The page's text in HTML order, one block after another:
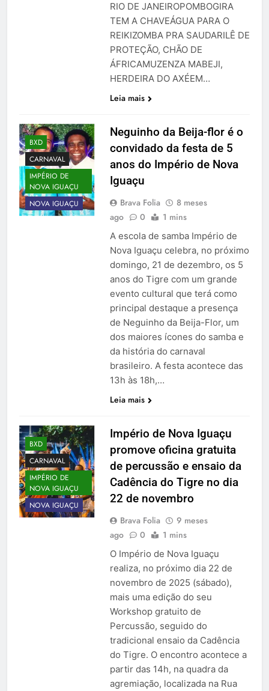
RIO DE JANEIROPOMBOGIRA
TEM A CHAVEÁGUA PARA O
REIKIZOMBA PRA SAUDARILÊ DE
PROTEÇÃO, CHÃO DE
ÁFRICAMUZENZA MABEJI,
HERDEIRA DO AXÉEM…
Leia mais
BXD
CARNAVAL
IMPÉRIO DE
NOVA IGUAÇU
NOVA IGUAÇU
Neguinho da Beija-flor é o
convidado da festa de 5
anos do Império de Nova
Iguaçu
Brava Folia
8 meses
ago
0 1 mins
A escola de samba Império de
Nova Iguaçu celebra, no próximo
domingo, 21 de dezembro, os 5
anos do Tigre com um grande
evento cultural que terá como
principal destaque a presença
de Neguinho da Beija-Flor, um
dos maiores ícones do samba e
da história do carnaval
brasileiro. A festa acontece das
13h às 18h,…
Leia mais
BXD
CARNAVAL
IMPÉRIO DE
NOVA IGUAÇU
NOVA IGUAÇU
Império de Nova Iguaçu
promove oficina gratuita
de percussão e ensaio da
Cadência do Tigre no dia
22 de novembro
Brava Folia
9 meses
ago
0 1 mins
O Império de Nova Iguaçu
realiza, no próximo dia 22 de
novembro de 2025 (sábado),
mais uma edição do seu
Workshop gratuito de
Percussão, seguido do
tradicional ensaio da Cadência
do Tigre. O encontro acontece a
partir das 14h, na quadra da
agremiação, localizada na Rua